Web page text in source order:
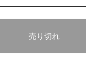
売り切れ